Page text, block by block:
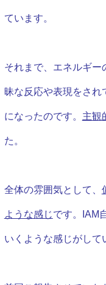
ています。
それまで、エネルギー
昧な反応や表現をされ
になったのです。 主観
た。
全体の雰囲気として、
ような感じです。IAM
いくような感じがして